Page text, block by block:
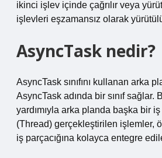
ikinci işlev içinde çağrılır veya
işlevleri eşzamansız olarak
AsyncTask nedir?
AsyncTask sınıfını kullanan arka
AsyncTask adında bir sınıf sağlar.
yardımıyla arka planda başka bir iş
(Thread) gerçekleştirilen işlemler,
iş parçacığına kolayca entegre